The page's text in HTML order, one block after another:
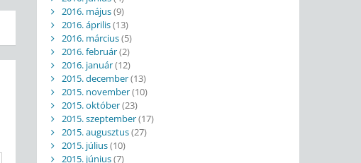
2016. május(9)
2016. április(13)
2016. március(5)
2016. február(2)
2016. január(12)
2015. december(13)
2015. november(10)
2015. október(23)
2015. szeptember(17)
2015. augusztus(27)
2015. július(10)
2015. június(7)